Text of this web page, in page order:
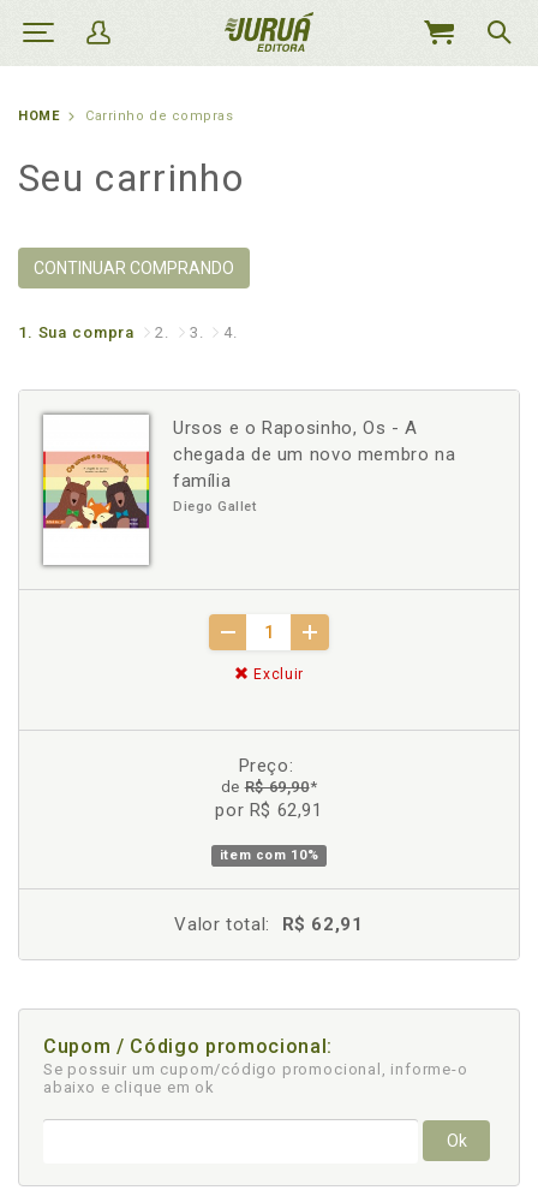
MEU
HOME Carrinho de compras
Seu carrinho
CONTINUAR COMPRANDO
1. Sua compra 2. 3. 4.
Ursos e o Raposinho, Os - A
chegada de um novo membro na
família
Diego Gallet
Excluir
Preço:
deR$ 69,90*
por R$ 62,91
item com 10%
Valor total: R$ 62,91
Cupom / Código promocional:
Se possuir um cupom/código promocional, informe-o
abaixo e clique em ok
Ok